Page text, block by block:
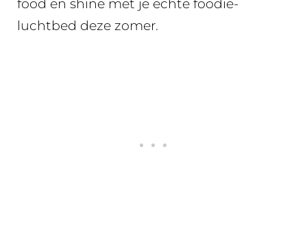
food en shine met je echte foodie-
luchtbed deze zomer.